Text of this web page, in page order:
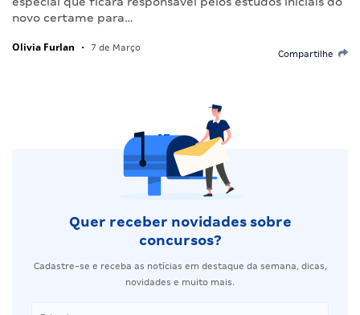
novo certame para…
Olivia Furlan • 7 de Março
Compartilhe
Quer receber novidades sobre
concursos?
Cadastre-se e receba as notícias em destaque da semana, dicas,
novidades e muito mais.